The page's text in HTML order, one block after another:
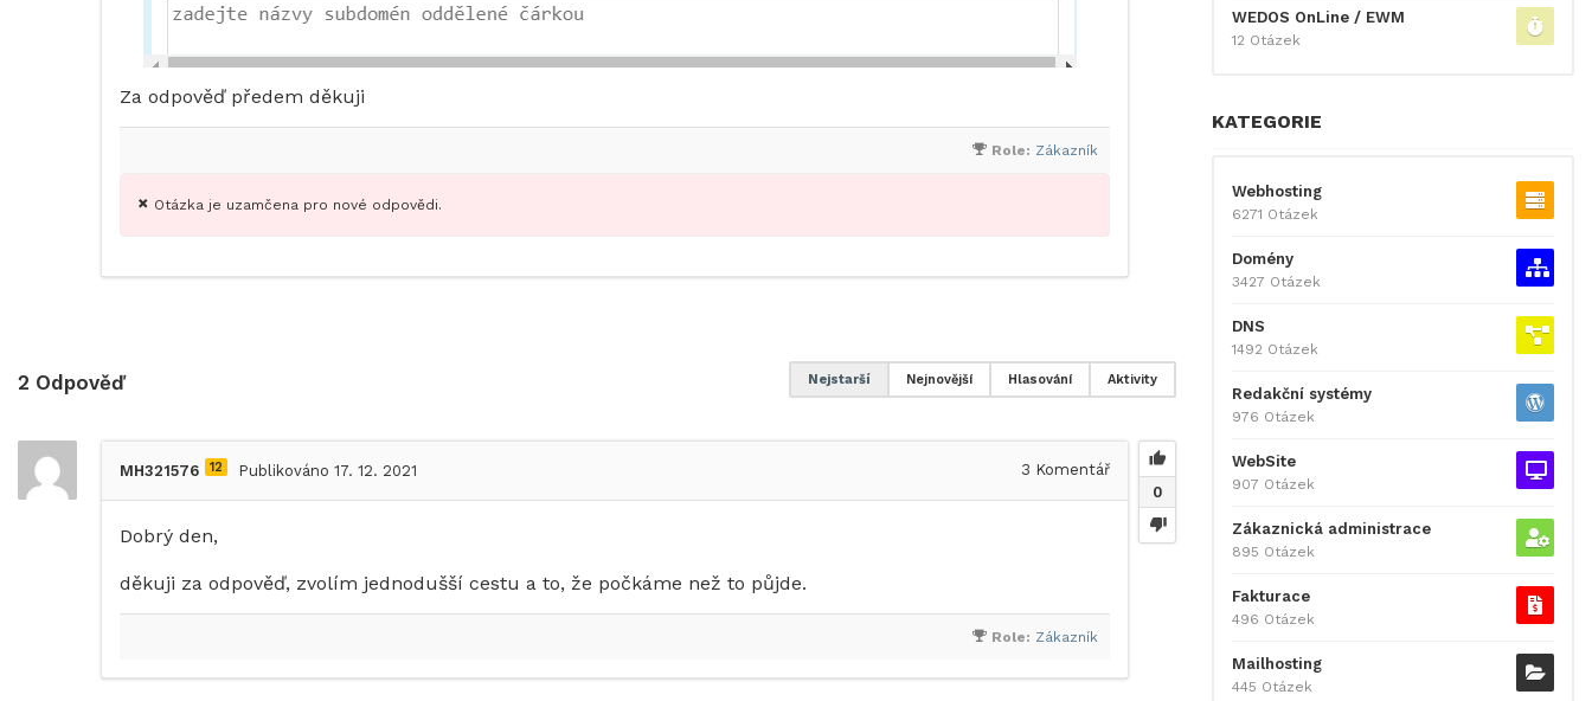
Za odpověď předem děkuji
Role: Zákazník
Otázka je uzamčena pro nové odpovědi.
2 Odpověď Aktivity
Hlasování
Nejnovější
Nejstarší
0
MH321576 12 Publikováno 17. 12. 2021 3 Komentář
Dobrý den,
děkuji za odpověď, zvolím jednodušší cestu a to, že počkáme než to půjde.
Role: Zákazník
WEDOS OnLine / EWM
12 Otázek
KATEGORIE
Webhosting
6271 Otázek
Domény
3427 Otázek
DNS
1492 Otázek
Redakční systémy
976 Otázek
WebSite
907 Otázek
Zákaznická administrace
895 Otázek
Fakturace
496 Otázek
Mailhosting
445 Otázek